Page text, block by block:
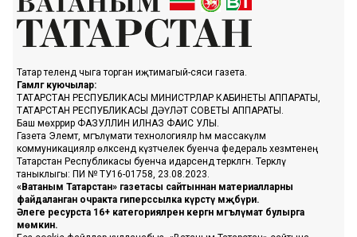
Татар телендә чыга торган иҗтимагый-сәяси газета.
Гамәлгә куючылар:
ТАТАРСТАН РЕСПУБЛИКАСЫ МИНИСТРЛАР КАБИНЕТЫ АППАРАТЫ,
ТАТАРСТАН РЕСПУБЛИКАСЫ ДӘҮЛӘТ СОВЕТЫ АППАРАТЫ.
Баш мөхәррир ФАЗУЛЛИН ИЛНАЗ ФАИС УЛЫ.
Газета Элемтә, мәгълүмати технологияләр һәм массакүләм
коммуникацияләр өлкәсендә күзәтчелек буенча федераль хезмәтенең
Татарстан Республикасы буенча идарәсендә теркәлгән. Теркәлү
таныклыгы: ПИ № ТУ16-01758, 23.08.2023.
«Ватаным Татарстан» газетасы сайтыннан материалларны
файдаланган очракта гиперссылка күрсәтү мәҗбүри.
Әлеге ресурста 16+ категорияләренә кергән мәгълүмат булырга
мөмкин.